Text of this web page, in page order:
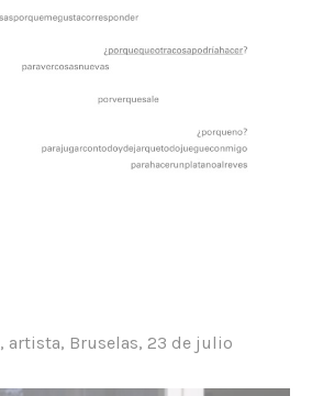
, artista, Bruselas, 23 de julio